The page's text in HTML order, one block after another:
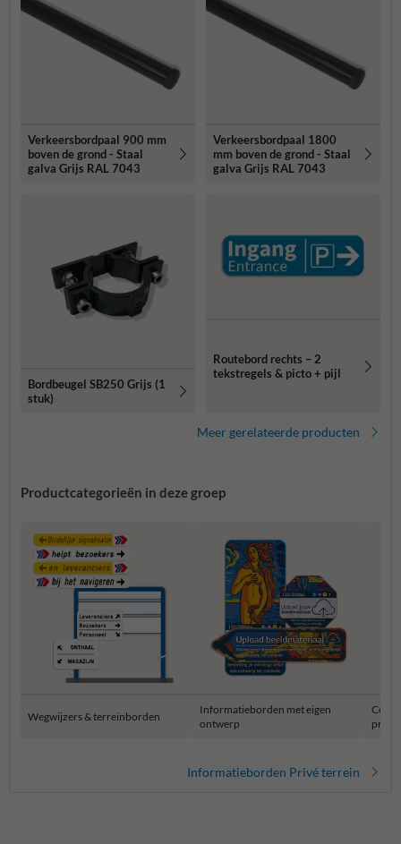
Verkeersbordpaal 900 mm
boven de grond - Staal
galva Grijs RAL 7043
Verkeersbordpaal 1800
mm boven de grond - Staal
galva Grijs RAL 7043
Bordbeugel SB250 Grijs (1
stuk)
Routebord rechts – 2
tekstregels & picto + pijl
Meer gerelateerde producten
Productcategorieën in deze groep
Wegwijzers & terreinborden
Informatieborden met eigen
ontwerp
Informatieborden Privé terrein